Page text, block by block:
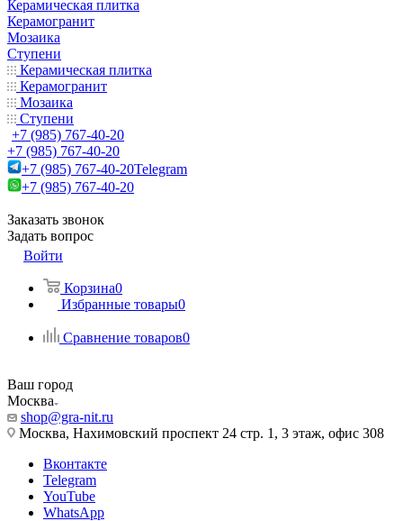
Керамическая плитка
Керамогранит
Мозаика
Ступени
Керамическая плитка
Керамогранит
Мозаика
Ступени
+7 (985) 767-40-20
+7 (985) 767-40-20
+7 (985) 767-40-20Telegram
+7 (985) 767-40-20
Заказать звонок
Задать вопрос
Войти
Корзина0
Избранные товары0
Сравнение товаров0
Ваш город
Москва
shop@gra-nit.ru
Москва, Нахимовский проспект 24 стр. 1, 3 этаж, офис 308
Вконтакте
Telegram
YouTube
WhatsApp